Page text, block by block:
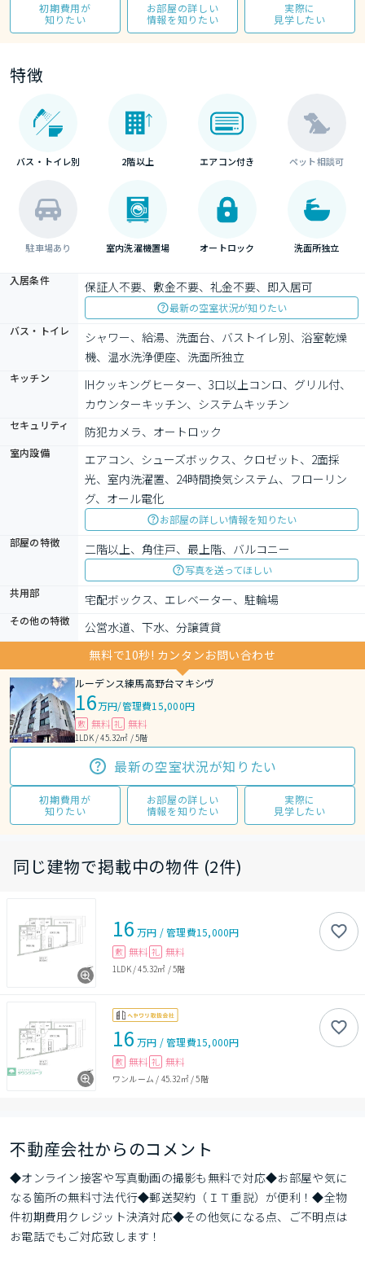
初期費用が
知りたい
お部屋の詳しい
情報を知りたい
実際に
見学したい
特徴
バス・トイレ別 2階以上 エアコン付き ペット相談可
駐車場あり 室内洗濯機置場 オートロック 洗面所独立
入居条件 保証人不要、敷金不要、礼金不要、即入居可
最新の空室状況が知りたい
バス・トイレ
シャワー、給湯、洗面台、バストイレ別、浴室乾燥
機、温水洗浄便座、洗面所独立
キッチン
IHクッキングヒーター、3口以上コンロ、グリル付、
カウンターキッチン、システムキッチン
セキュリティ 防犯カメラ、オートロック
室内設備
エアコン、シューズボックス、クロゼット、2面採
光、室内洗濯置、24時間換気システム、フローリン
グ、オール電化
お部屋の詳しい情報を知りたい
部屋の特徴
二階以上、角住戸、最上階、バルコニー
写真を送ってほしい
共用部
宅配ボックス、エレベーター、駐輪場
その他の特徴
公営水道、下水、分譲賃貸
無料で10秒! カンタンお問い合わせ
ルーデンス練馬高野台マキシヴ
16万円/管理費15,000円
敷 無料 礼 無料
1LDK / 45.32㎡ / 5階
最新の空室状況が知りたい
初期費用が
知りたい
お部屋の詳しい
情報を知りたい
実際に
見学したい
同じ建物で掲載中の物件 (2件)
16 万円 /管理費15,000円
敷 無料 礼 無料
1LDK/45.32㎡ /5階
16 万円 /管理費15,000円
敷 無料 礼 無料
ワンルーム / 45.32㎡/5階
不動産会社からのコメント
◆オンライン接客や写真動画の撮影も無料で対応◆お部屋や気に
なる箇所の無料寸法代行◆郵送契約（ＩＴ重説）が便利！◆全物
件初期費用クレジット決済対応◆その他気になる点、ご不明点は
お電話でもご対応致します！